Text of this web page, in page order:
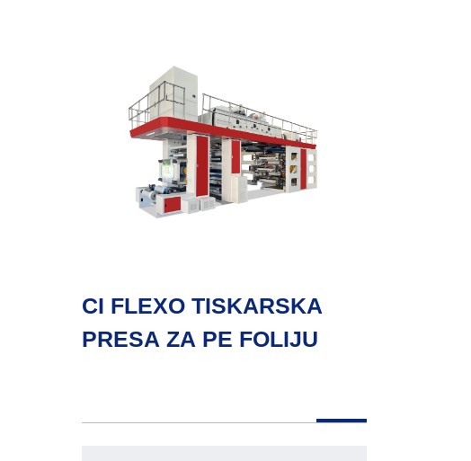
CI FLEXO TISKARSKA
PRESA ZA PE FOLIJU